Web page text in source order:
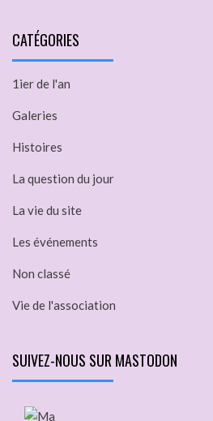
CATÉGORIES
1ier de l'an
Galeries
Histoires
La question du jour
La vie du site
Les événements
Non classé
Vie de l'association
SUIVEZ-NOUS SUR MASTODON